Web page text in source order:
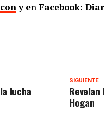
y en Facebook:
SIGUIENTE
Hogan
lucha